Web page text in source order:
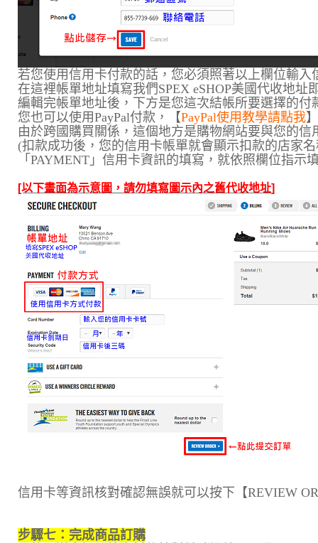
若您使用信用卡付款的話，您必須照著以上欄位輸入
在這裡帳單地址填寫我們SPEX eSHOP美國代收地址
編輯完帳單地址後，下方是您這次結帳所要選擇的付
您也可以使用PayPal付款，【PayPal使用教學請點我】
由於跨國購買關係，這個地方是購物網站要與您的
(扣款成功後，您的信用卡帳單就會顯示扣款的店家
「PAYMENT」信用卡資訊的填寫，就依照欄位指示
[以下畫面為示意圖，請勿填寫圖示內之舊代收地址]
信用卡等資訊核對確認無誤就可以按下【REVIEW
步驟七：完成商品訂購